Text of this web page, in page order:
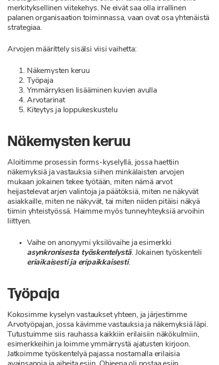
merkityksellinen viitekehys. Ne eivät saa olla irrallinen
palanen organisaation toiminnassa, vaan ovat osa yhtenäistä
strategiaa.
Arvojen määrittely sisälsi viisi vaihetta:
Näkemysten keruu
Työpaja
Ymmärryksen lisääminen kuvien avulla
Arvotarinat
Kiteytys ja loppukeskustelu
Näkemysten keruu
Aloitimme prosessin forms-kyselyllä, jossa haettiin
näkemyksiä ja vastauksia siihen minkälaisten arvojen
mukaan jokainen tekee työtään, miten nämä arvot
heijastelevat arjen valintoja ja päätöksiä, miten ne näkyvät
asiakkaille, miten ne näkyvät, tai miten niiden pitäisi näkyä
tiimin yhteistyössä. Haimme myös tunneyhteyksiä arvoihin
liittyen.
Vaihe on anonyymi yksilövaihe ja esimerkki
asynkronisesta työskentelystä. Jokainen työskenteli
eriaikaisesti ja eripaikkaisesti.
Työpaja
Kokosimme kyselyn vastaukset yhteen, ja järjestimme
Arvotyöpajan, jossa kävimme vastauksia ja näkemyksiä läpi.
Tutustuimme siis rauhassa kaikkiin erilaisiin näkökulmiin,
esimerkkeihin ja loimme ymmärrystä ajatusten kirjoon.
Jatkoimme työskentelyä pajassa nostamalla erilaisia